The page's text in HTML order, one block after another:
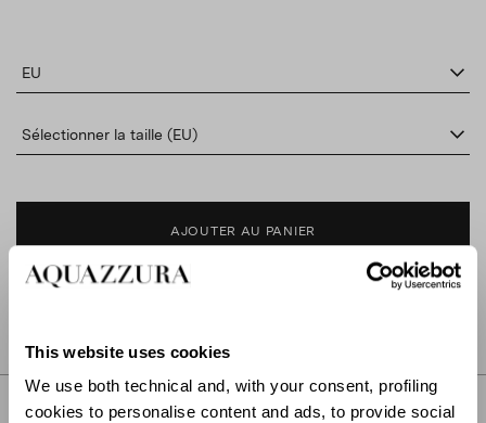
This website uses cookies
We use both technical and, with your consent, profiling
cookies to personalise content and ads, to provide social
EU
Sélectionner la taille (EU)
AJOUTER AU PANIER
DESCRIPTION